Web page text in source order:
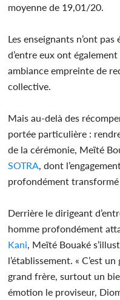
moyenne de 19,01/20.
Les enseignants n’ont
d’entre eux ont
ambiance empreinte de
collective.
Mais au-delà des
portée particulière :
de la cérémonie, Meïté
SOTRA , dont
profondément transformé
Derrière le dirigeant
homme profondément
Kani , Meïté Bouaké
l’établissement. « C’est
grand frère, surtout un
émotion le proviseur,